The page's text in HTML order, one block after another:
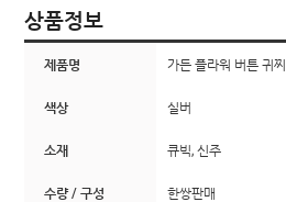
상품정보
제품명 가든 플라워 버튼 귀찌
색상 실버
소재 큐빅, 신주
수량 / 구성 한쌍판매